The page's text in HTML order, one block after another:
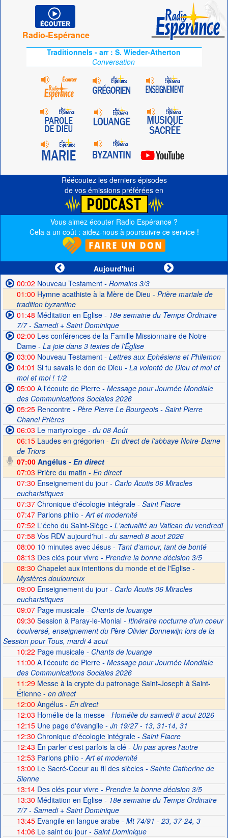
Radio-Espérance
Traditionnels - arr : S. Wieder-Atherton
Conversation
Réécoutez les derniers épisodes
de vos émissions préférées en
Vous aimez écouter Radio Espérance ?
Cela a un coût : aidez-nous à poursuivre ce service !
Aujourd'hui
00:02 Nouveau Testament- Romains 3/3
01:00 Hymne acathiste à la Mère de Dieu - Prière mariale de
tradition byzantine
01:48 Méditation en Eglise- 18e semaine du Temps Ordinaire
7/7 - Samedi + Saint Dominique
02:00 Les conférences de la Famille Missionnaire de Notre-
Dame- La joie dans 3 textes de l'Église
03:00 Nouveau Testament- Lettres aux Ephésiens et Philemon
04:01 Si tu savais le don de Dieu - La volonté de Dieu et moi et
moi et moi ! 1/2
05:00 A l'écoute de Pierre- Message pour Journée Mondiale
des Communications Sociales 2026
05:25Rencontre- Père Pierre Le Bourgeois - Saint Pierre
Chanel Prières
06:03 Le martyrologe- du 08 Août
06:15Laudes en grégorien - En direct de l'abbaye Notre-Dame
de Triors
07:00Angélus - En direct
07:03 Prière du matin - En direct
07:30 Enseignement du jour- Carlo Acutis 06 Miracles
eucharistiques
07:37Chronique d'écologie intégrale- Saint Fiacre
07:47Parlons philo - Art et modernité
07:52 L'écho du Saint-Siège- L'actualité au Vatican du vendredi
07:58 Vos RDV aujourd'hui- du samedi 8 aout 2026
08:00 10 minutes avec Jésus- Tant d'amour, tant de bonté
08:13 Des clés pour vivre- Prendre la bonne décision 3/5
08:30 Chapelet aux intentions du monde et de l'Eglise -
Mystères douloureux
09:00 Enseignement du jour- Carlo Acutis 06 Miracles
eucharistiques
09:07Page musicale- Chants de louange
09:30 Session à Paray-le-Monial- Itinéraire nocturne d'un coeur
boulversé, enseignement du Père Olivier Bonnewijn lors de la
Session pour Tous, mardi 4 aout
10:22 Page musicale- Chants de louange
11:00 A l'écoute de Pierre- Message pour Journée Mondiale
des Communications Sociales 2026
11:29 Messe à la crypte du patronage Saint-Joseph à Saint-
Étienne - en direct
12:00 Angélus - En direct
12:03 Homélie de la messe- Homélie du samedi 8 aout 2026
12:15Une page d'évangile- Jn 19/27 - 13, 31-14, 31
12:30 Chronique d'écologie intégrale- Saint Fiacre
12:43 En parler c'est parfois la clé- Un pas apres l'autre
12:53 Parlons philo - Art et modernité
13:00 Le Sacré-Coeur au fil des siècles- Sainte Catherine de
Sienne
13:14Des clés pour vivre- Prendre la bonne décision 3/5
13:30 Méditation en Eglise- 18e semaine du Temps Ordinaire
7/7 - Samedi + Saint Dominique
13:45Evangile en langue arabe- Mt 74/91 - 23, 37-24, 3
14:06Le saint du jour- Saint Dominique